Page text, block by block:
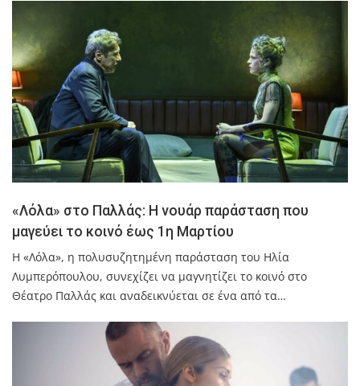
«Λόλα» στο Παλλάς: Η νουάρ παράσταση που
μαγεύει το κοινό έως 1η Μαρτίου
Η «Λόλα», η πολυσυζητημένη παράσταση του Ηλία
Λυμπερόπουλου, συνεχίζει να μαγνητίζει το κοινό στο
Θέατρο Παλλάς και αναδεικνύεται σε ένα από τα…